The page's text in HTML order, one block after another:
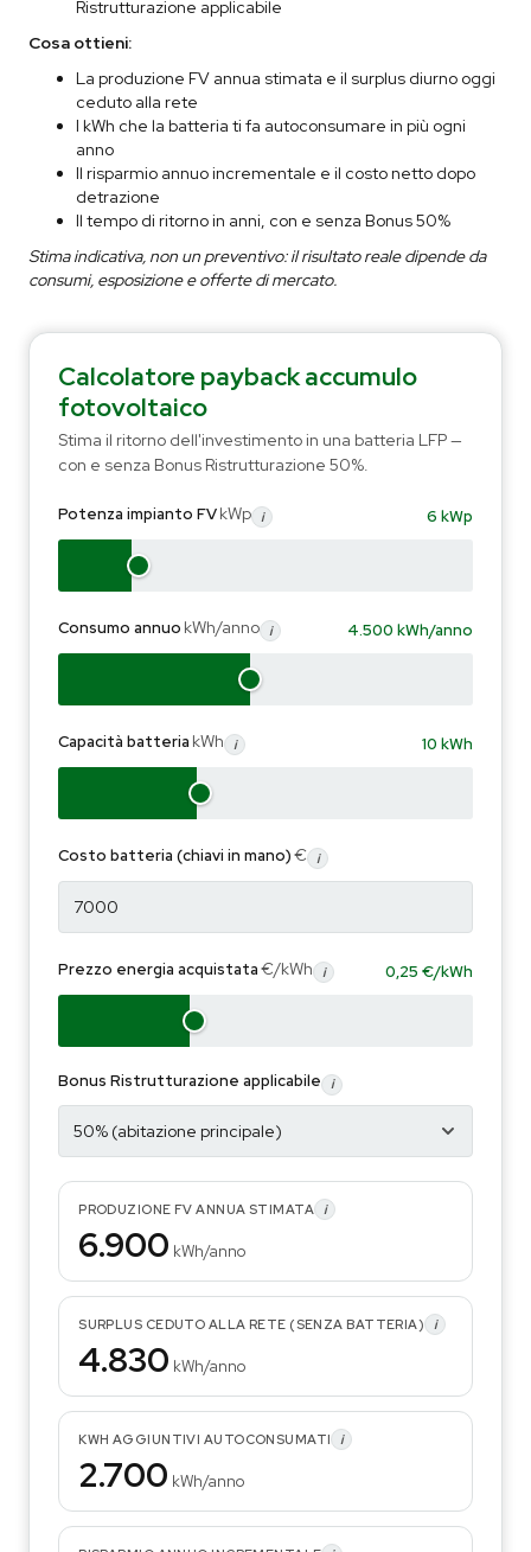
Ristrutturazione applicabile
Cosa ottieni:
La produzione FV annua stimata e il surplus diurno oggi
ceduto alla rete
I kWh che la batteria ti fa autoconsumare in più ogni
anno
Il risparmio annuo incrementale e il costo netto dopo
detrazione
Il tempo di ritorno in anni, con e senza Bonus 50%
Stima indicativa, non un preventivo: il risultato reale dipende da
consumi, esposizione e offerte di mercato.
Calcolatore payback accumulo
fotovoltaico
Stima il ritorno dell'investimento in una batteria LFP —
con e senza Bonus Ristrutturazione 50%.
Potenza impianto FVkWp i 6 kWp
Consumo annuo kWh/anno i 4.500 kWh/anno
Capacità batteria kWh i 10 kWh
Costo batteria (chiavi in mano)€ i
Prezzo energia acquistata€/kWh i 0,25 €/kWh
Bonus Ristrutturazione applicabile i
PRODUZIONE FV ANNUA STIMATA i
6.900 kWh/anno
SURPLUS CEDUTO ALLA RETE (SENZA BATTERIA) i
4.830 kWh/anno
KWH AGGIUNTIVI AUTOCONSUMATI i
2.700 kWh/anno